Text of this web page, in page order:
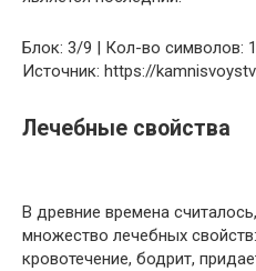
Блок: 3/9 | Кол-во символов:
Источник: https://
Лечебные свойства
В древние времена
множество лечебных
кровотечение, бодрит,